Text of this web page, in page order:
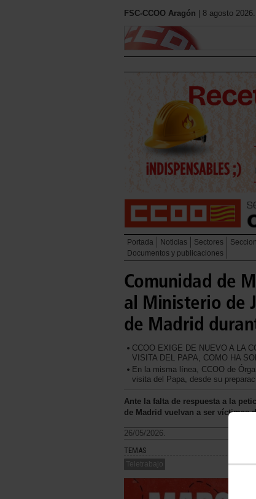
FSC-CCOO Aragón | 8 agosto 2026.
Portada Noticias Sectores
Documentos y publicaciones
Comunidad de
al Ministerio de
de Madrid
CCOO EXIGE DE NUEVO A LA
VISITA DEL PAPA, COMO HA
En la misma línea, CCOO de
visita del Papa, desde su
Ante la falta de respuesta a la
de Madrid vuelvan a ser víctimas
26/05/2026.
TEMAS
Teletrabajo